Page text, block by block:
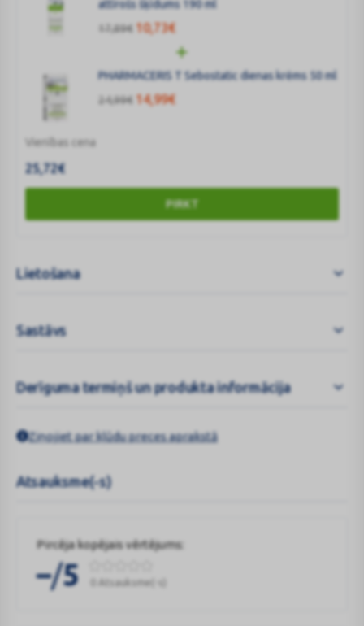
attīrošs šķīdums 190 ml
17,89€ 10,73€
PHARMACERIS T Sebostatic dienas krēms 50 ml
24,99€ 14,99€
Vienības cena
25,72€
PIRKT
Lietošana
Sastāvs
Derīguma termiņš un produkta informācija
Ziņojiet par kļūdu preces aprakstā
Atsauksme(-s)
Pircēja kopējais vērtējums:
–/5 0 Atsauksme(-s)